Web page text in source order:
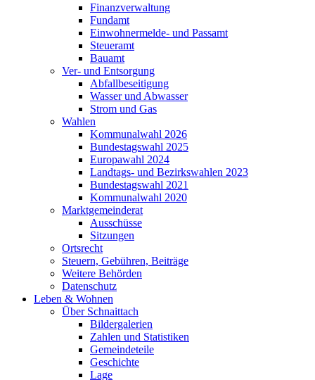
Finanzverwaltung
Fundamt
Einwohnermelde- und Passamt
Steueramt
Bauamt
Ver- und Entsorgung
Abfallbeseitigung
Wasser und Abwasser
Strom und Gas
Wahlen
Kommunalwahl 2026
Bundestagswahl 2025
Europawahl 2024
Landtags- und Bezirkswahlen 2023
Bundestagswahl 2021
Kommunalwahl 2020
Marktgemeinderat
Ausschüsse
Sitzungen
Ortsrecht
Steuern, Gebühren, Beiträge
Weitere Behörden
Datenschutz
Leben & Wohnen
Über Schnaittach
Bildergalerien
Zahlen und Statistiken
Gemeindeteile
Geschichte
Lage